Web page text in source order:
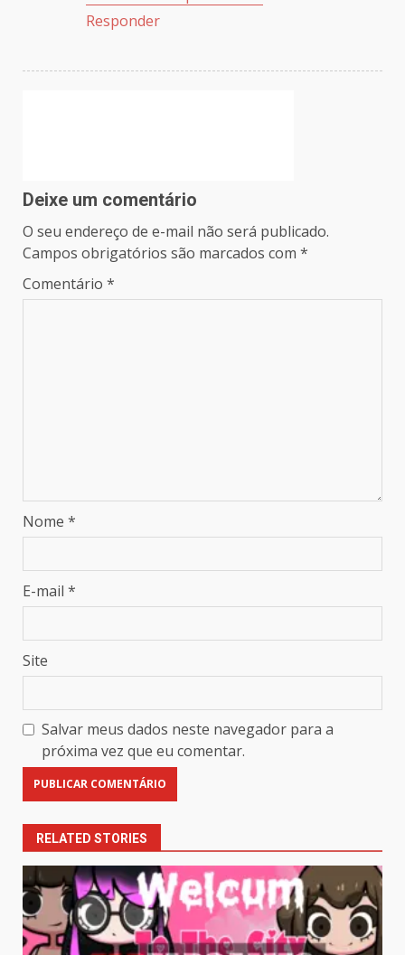
Responder
Deixe um comentário
O seu endereço de e-mail não será publicado.
Campos obrigatórios são marcados com *
Comentário *
Nome *
E-mail *
Site
Salvar meus dados neste navegador para a
próxima vez que eu comentar.
RELATED STORIES